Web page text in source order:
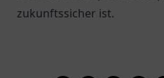
zukunftssicher ist.